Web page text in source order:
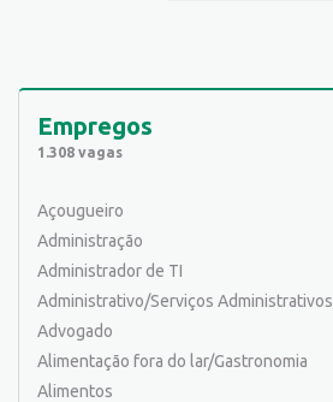
Empregos
1.308 vagas
Açougueiro
Administração
Administrador de TI
Administrativo/Serviços Administrativos
Advogado
Alimentação fora do lar/Gastronomia
Alimentos